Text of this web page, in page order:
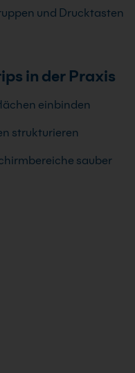
und Drucktasten
in der Praxis
einbinden
strukturieren
sauber